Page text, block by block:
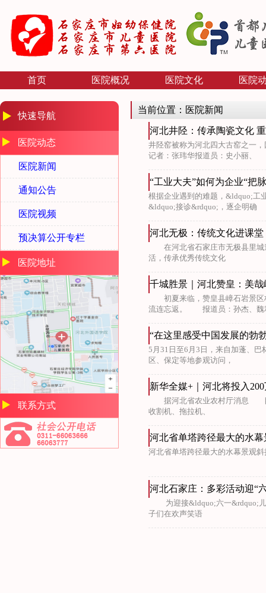
首页 医院概况 医院文化 医院
快速导航
医院动态
医院新闻
通知公告
医院视频
预决算公开专栏
医院地址
联系方式
当前位置：医院新闻
河北井陉：传承陶瓷文化
井陉窑被称为河北四大古窑之一
记者：张玮华报道员：史小丽、
“工业大夫”如何为企业“
根据企业遇到的难题，&ldquo;工
&ldquo;接诊&rdquo;，逐企明确
河北无极：传统文化进课
在河北省石家庄市无极县里城
活，传承优秀传统文化
千城胜景｜河北赞皇：美
初夏来临，赞皇县嶂石岩景区
流连忘返。 报道员：孙杰、魏
“在这里感受中国发展的
5月31日至6月3日，来自加蓬、
区、保定等地参观访问，
新华全媒+｜河北将投入
据河北省农业农村厅消息
收割机、拖拉机、
河北省单塔跨径最大的水
河北省单塔跨径最大的水幕景观
河北石家庄：多彩活动迎“
为迎接&ldquo;六一&rdquo;儿
子们在欢声笑语